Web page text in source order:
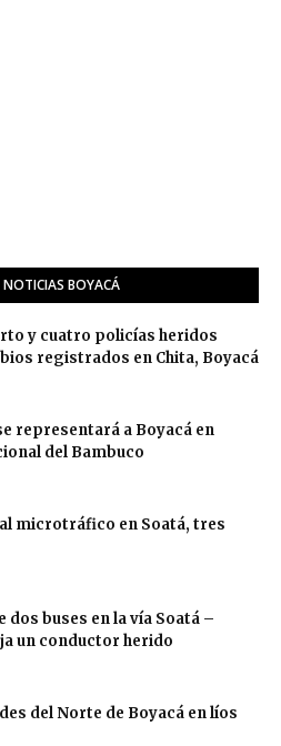
BOYACÁ
y cuatro policías heridos
registrados en Chita, Boyacá
representará a Boyacá en
del Bambuco
microtráfico en Soatá, tres
dos buses en la vía Soatá –
un conductor herido
del Norte de Boyacá en líos